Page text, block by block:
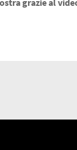
grazie al